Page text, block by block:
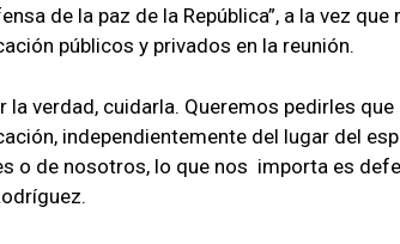
de la paz de la República”, a la vez
públicos y privados en la reunión.
la verdad, cuidarla. Queremos pedirles
independientemente del lugar del
o de nosotros, lo que nos importa es